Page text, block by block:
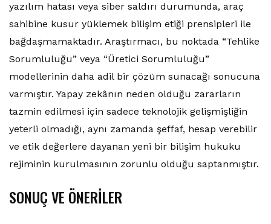
yazılım hatası veya siber saldırı durumunda, araç
sahibine kusur yüklemek bilişim etiği prensipleri ile
bağdaşmamaktadır. Araştırmacı, bu noktada “Tehlike
Sorumluluğu” veya “Üretici Sorumluluğu”
modellerinin daha adil bir çözüm sunacağı sonucuna
varmıştır. Yapay zekânın neden olduğu zararların
tazmin edilmesi için sadece teknolojik gelişmişliğin
yeterli olmadığı, aynı zamanda şeffaf, hesap verebilir
ve etik değerlere dayanan yeni bir bilişim hukuku
rejiminin kurulmasının zorunlu olduğu saptanmıştır.
SONUÇ VE ÖNERİLER